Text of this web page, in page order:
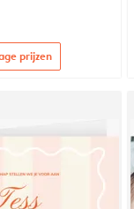
prijzen